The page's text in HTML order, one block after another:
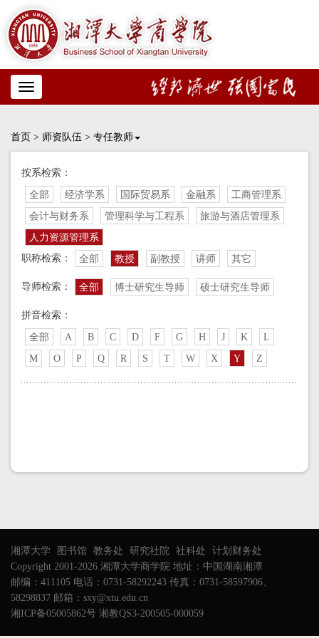
Toggle
navigation
首页 > 师资队伍 > 专任教师
按系检索：
全部 经济学系 国际贸易系 金融系
工商管理系
会计与财务系
管理科学与工程系
旅游与酒店管理系
人力资源管理系
职称检索：
全部 教授 副教授 讲师 其它
导师检索： 全部 博士研究生导师 硕士研究生导师
拼音检索：
全部 A B C D F G H J K
L
M
O P Q R S T W X Y Z
湘潭大学 图书馆 教务处 研究社院 社科处
计划财务处
Copyright 2001-2026 湘潭大学商学院 地址：中国湖南湘潭
邮编：411105 电话：0731-58292243 传真：0731-58597906、
58298837 邮箱：sxy@xtu.edu.cn
湘ICP备05005862号 湘教QS3-200505-000059